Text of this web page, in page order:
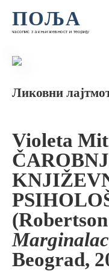
ПОЉА
часопис за књижевност и теорију
Ликовни
Violeta
Marginalac
Beograd,